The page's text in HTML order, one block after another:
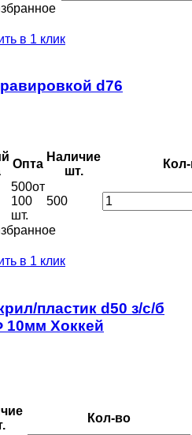
в 1 клик
d76
Оптa
Наличие
шт.
500от
100
шт.
500
в 1 клик
пластик d50 з/с/б
10мм Хоккей
Кол-во